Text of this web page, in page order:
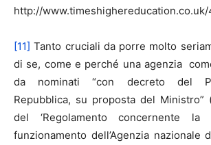
http://
[11] Tanto cruciali da porre molto
di se, come e perché una agenzia
da nominati “con decreto del
Repubblica, su proposta del Ministro”
del ‘Regolamento concernente
funzionamento dell’Agenzia nazionale